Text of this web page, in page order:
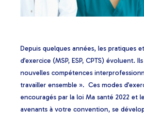
Depuis quelques années, les pratiques
d’exercice (MSP, ESP, CPTS) évoluent.
nouvelles compétences
travailler ensemble ». Ces modes
encouragés par la loi Ma santé 2022 et
avenants à votre convention, se